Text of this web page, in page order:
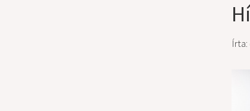
Írta: